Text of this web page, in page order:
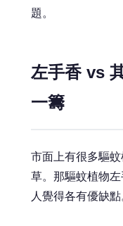
題。
左手香 vs
一籌
市面上有很多驅
草。那驅蚊植物
人覺得各有優缺點